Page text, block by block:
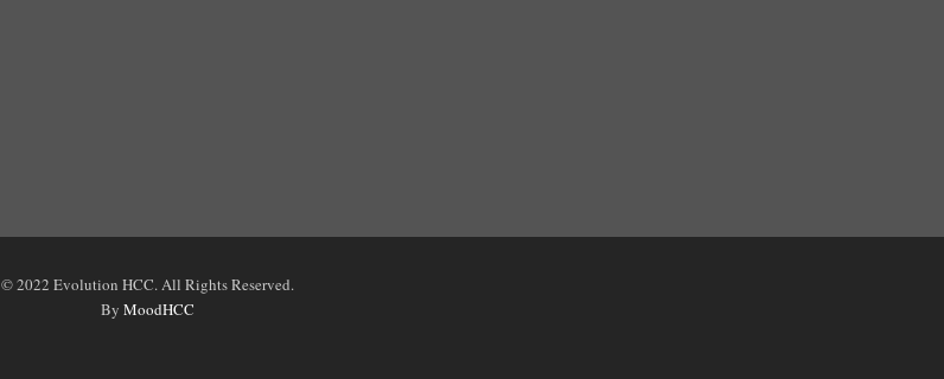
© 2022 Evolution HCC. All Rights Reserved.
By MoodHCC